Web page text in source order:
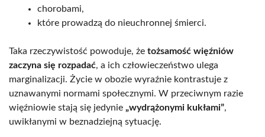
chorobami,
które prowadzą do nieuchronnej śmierci.
Taka rzeczywistość powoduje, że tożsamość więźniów
zaczyna się rozpadać, a ich człowieczeństwo ulega
marginalizacji. Życie w obozie wyraźnie kontrastuje z
uznawanymi normami społecznymi. W przeciwnym razie
więźniowie stają się jedynie „wydrążonymi kukłami”,
uwikłanymi w beznadziejną sytuację.